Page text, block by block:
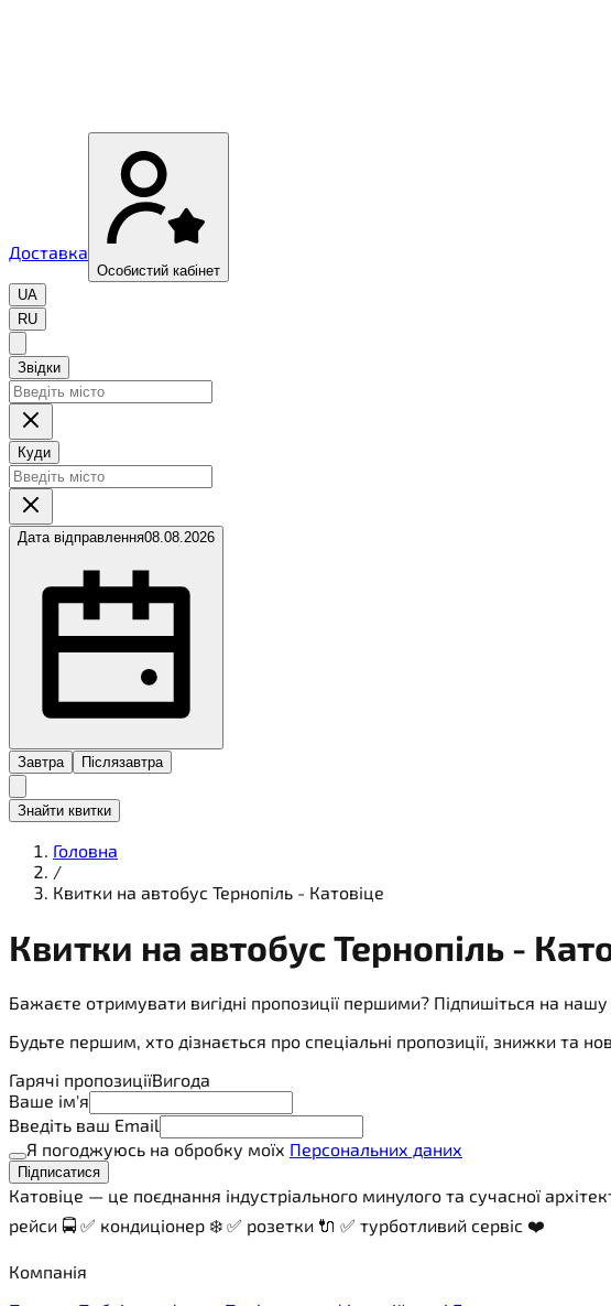
Доставка
Особистий кабінет
UA
RU
Звідки
Куди
Дата відправлення08.08.2026
Завтра Післязавтра
Знайти квитки
Головна
/
Квитки на автобус Тернопіль - Катовіце
Квитки на автобусТернопіль -
Бажаєте отримувати вигідні пропозиції першими? Підпишіться на
Будьте першим, хто дізнається про спеціальні пропозиції, знижки та
Гарячі пропозиціїВигода
Ваше ім'я
Введіть ваш Email
Я погоджуюсь на обробку моїх Персональних даних
Підписатися
Катовіце — це поєднання індустріального минулого та сучасної
рейси 🚍 ✅ кондиціонер ❄️ ✅ розетки 🔌 ✅ турботливий сервіс ❤️
Компанія